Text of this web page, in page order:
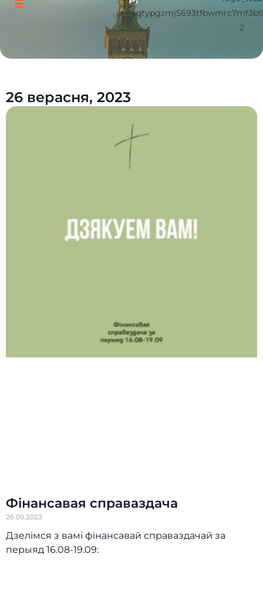
26 верасня, 2023
Фінансавая справаздача
26.09.2023
Дзелімся з вамі фінансавай справаздачай за
перыяд 16.08-19.09: